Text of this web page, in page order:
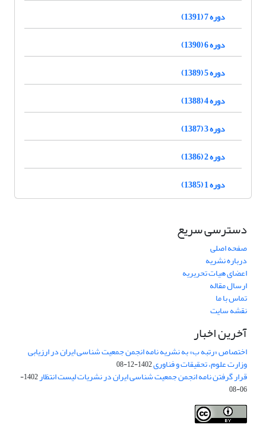
دوره 7 (1391)
دوره 6 (1390)
دوره 5 (1389)
دوره 4 (1388)
دوره 3 (1387)
دوره 2 (1386)
دوره 1 (1385)
دسترسی سریع
صفحه اصلی
درباره نشریه
اعضای هیات تحریریه
ارسال مقاله
تماس با ما
نقشه سایت
آخرین اخبار
اختصاص «رتبه ب» به نشریه نامه انجمن جمعیت شناسی ایران در ارزیابی
وزارت علوم، تحقیقات و فناوری1402-12-08
قرار گرفتن نامه انجمن جمعیت شناسی ایران در نشریات لیست انتظار
1402-
06-08